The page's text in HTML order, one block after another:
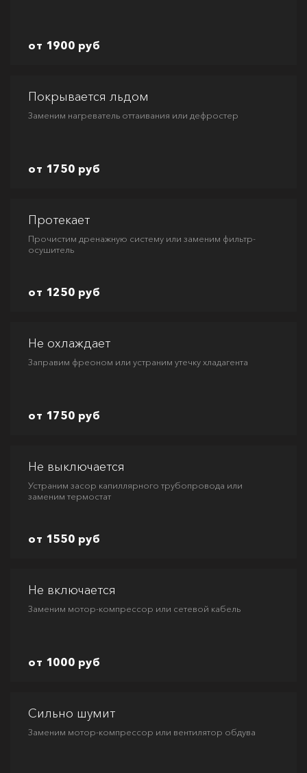
от 1900 руб
Покрывается льдом
Заменим нагреватель оттаивания или дефростер
от 1750 руб
Протекает
Прочистим дренажную систему или заменим фильтр-
осушитель
от 1250 руб
Не охлаждает
Заправим фреоном или устраним утечку хладагента
от 1750 руб
Не выключается
Устраним засор капиллярного трубопровода или
заменим термостат
от 1550 руб
Не включается
Заменим мотор-компрессор или сетевой кабель
от 1000 руб
Сильно шумит
Заменим мотор-компрессор или вентилятор обдува